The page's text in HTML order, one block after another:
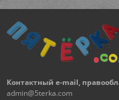
Контактный e-mail,
admin@5terka.com